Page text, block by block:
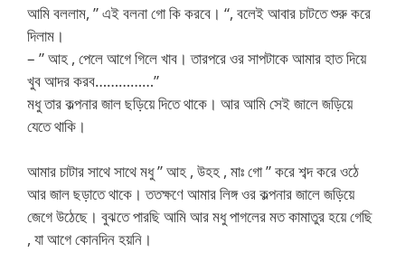
আমি বললাম, ” এই বলনা গো কি করবে। “, বলেই আবার চাটতে শুরু করে
দিলাম।
– ” আহ , পেলে আগে গিলে খাব। তারপরে ওর সাপটাকে আমার হাত দিয়ে
খুব আদর করব……………”
মধু তার কল্পনার জাল ছড়িয়ে দিতে থাকে। আর আমি সেই জালে জড়িয়ে
যেতে থাকি।
আমার চাটার সাথে সাথে মধু ” আহ , উহহ , মাঃ গো ” করে শব্দ করে ওঠে
আর জাল ছড়াতে থাকে। ততক্ষণে আমার লিঙ্গ ওর কল্পনার জালে জড়িয়ে
জেগে উঠেছে। বুঝতে পারছি আমি আর মধু পাগলের মত কামাতুর হয়ে গেছি
, যা আগে কোনদিন হয়নি।